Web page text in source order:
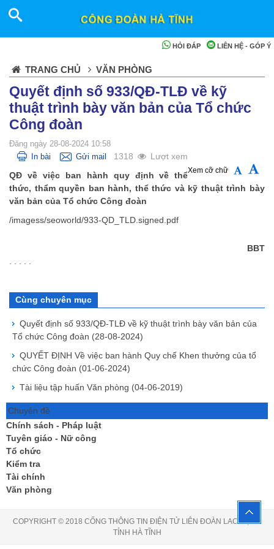
LIÊN HỆ - GÓP Ý
HỎI ĐÁP
TRANG CHỦ VĂN PHÒNG
Quyết định số 933/QĐ-TLĐ về kỹ
thuật trình bày văn bản của Tổ chức
Công đoàn
Đăng ngày 28-08-2024 10:58
In bài
Gửi mail 1318 Lượt xem
Xem cỡ chữ
QĐ về việc ban hành quy định về thể
thức, thẩm quyền ban hành, thể thức và kỹ thuật trình bày
văn bản của Tổ chức Công đoàn
/imagess/seoworld/933-QD_TLD.signed.pdf
BBT
Cùng chuyên mục
Quyết định số 933/QĐ-TLĐ về kỹ thuật trình bày văn bản của
Tổ chức Công đoàn (28-08-2024)
QUYẾT ĐỊNH Về việc ban hành Quy chế Khen thưởng của tổ
chức Công đoàn (01-06-2024)
Tài liệu tập huấn Văn phòng (04-06-2019)
Chuyên đề
Chính sách - Pháp luật
Tuyên giáo - Nữ công
Tổ chức
Kiểm tra
Tài chính
Văn phòng
COPYRIGHT © 2018 CỔNG THÔNG TIN ĐIỆN TỬ LIÊN ĐOÀN LAO ĐỘNG
TỈNH HÀ TĨNH